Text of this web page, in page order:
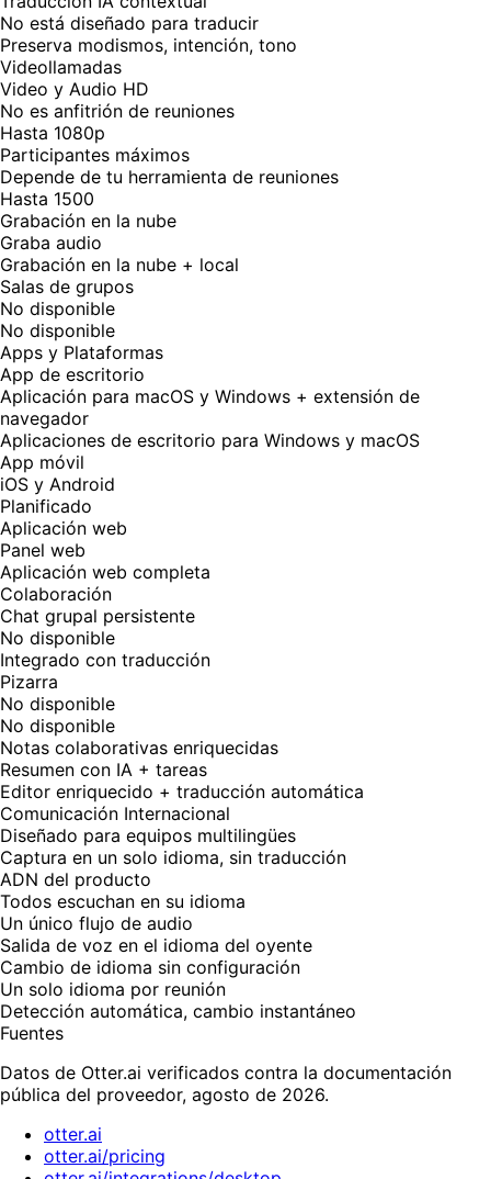
No está diseñado para traducir
Preserva modismos, intención, tono
Videollamadas
Video y Audio HD
No es anfitrión de reuniones
Hasta 1080p
Participantes máximos
Depende de tu herramienta de reuniones
Hasta 1500
Grabación en la nube
Graba audio
Grabación en la nube + local
Salas de grupos
No disponible
No disponible
Apps y Plataformas
App de escritorio
Aplicación para macOS y Windows + extensión de
navegador
Aplicaciones de escritorio para Windows y macOS
App móvil
iOS y Android
Planificado
Aplicación web
Panel web
Aplicación web completa
Colaboración
Chat grupal persistente
No disponible
Integrado con traducción
Pizarra
No disponible
No disponible
Notas colaborativas enriquecidas
Resumen con IA + tareas
Editor enriquecido + traducción automática
Comunicación Internacional
Diseñado para equipos multilingües
Captura en un solo idioma, sin traducción
ADN del producto
Todos escuchan en su idioma
Un único flujo de audio
Salida de voz en el idioma del oyente
Cambio de idioma sin configuración
Un solo idioma por reunión
Detección automática, cambio instantáneo
Fuentes
Datos de Otter.ai verificados contra la documentación
pública del proveedor, agosto de 2026.
otter.ai
otter.ai/pricing